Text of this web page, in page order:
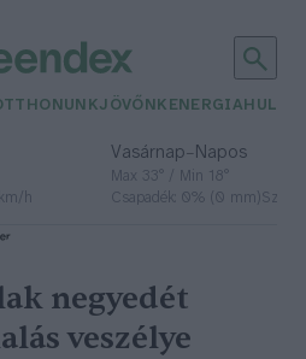
JÖVŐNK ENERGIA
h
Vasárnap– Napos
Max 33° / Min 18°
Csapadék: 0% (0 mm)Szél:
negyedét
veszélye